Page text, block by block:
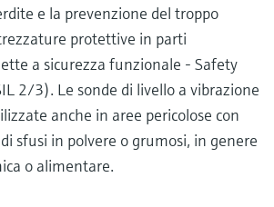
e la prevenzione del troppo
protettive in parti
a sicurezza funzionale - Safety
2/3). Le sonde di livello a vibrazione
anche in aree pericolose con
sfusi in polvere o grumosi, in genere
o alimentare.